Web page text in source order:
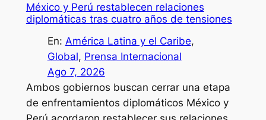
México y Perú restablecen relaciones
diplomáticas tras cuatro años de tensiones
En: América Latina y el Caribe
Global, Prensa Internacional
Ago 7, 2026
Ambos gobiernos buscan cerrar una etapa
de enfrentamientos diplomáticos México y